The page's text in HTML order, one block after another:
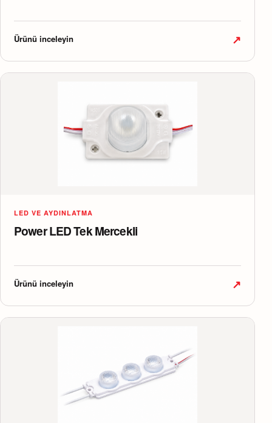
Ürünü inceleyin ↗
LED VE AYDINLATMA
Power LED Tek Mercekli
Ürünü inceleyin ↗